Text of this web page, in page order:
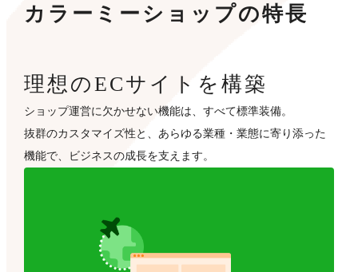
カラーミーショップの特長
理想のECサイトを構築
ショップ運営に欠かせない機能は、すべて標準装備。
抜群のカスタマイズ性と、あらゆる業種・業態に寄り添った
機能で、ビジネスの成長を支えます。